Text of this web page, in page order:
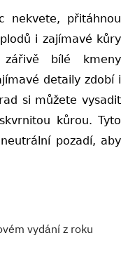
nekvete, přitáhnou
i zajímavé kůry
zářivě bílé kmeny
detaily zdobí i
si můžete vysadit
kůrou. Tyto
pozadí, aby
vydání z roku